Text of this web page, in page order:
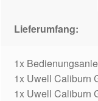
Lieferumfang:
1x
1x Uwell Caliburn
1x Uwell Caliburn